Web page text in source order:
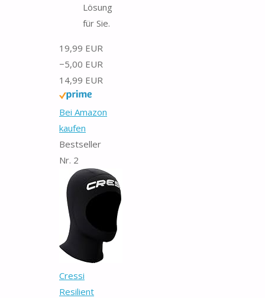
Lösung
für Sie.
19,99 EUR
−5,00 EUR
14,99 EUR
Bei Amazon
kaufen
Bestseller
Nr. 2
Cressi
Resilient